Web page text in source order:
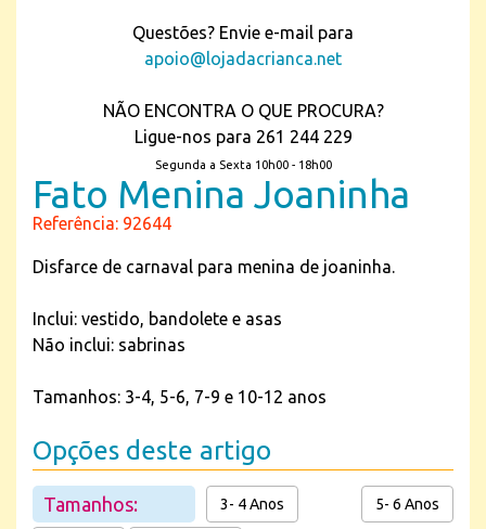
Questões? Envie e-mail para
apoio@lojadacrianca.net
NÃO ENCONTRA O QUE PROCURA?
Ligue-nos para 261 244 229
Segunda a Sexta 10h00 - 18h00
Fato Menina Joaninha
Referência: 92644
Disfarce de carnaval para menina de joaninha.
Inclui: vestido, bandolete e asas
Não inclui: sabrinas
Tamanhos: 3-4, 5-6, 7-9 e 10-12 anos
Opções deste artigo
Tamanhos: 3- 4 Anos 5- 6 Anos